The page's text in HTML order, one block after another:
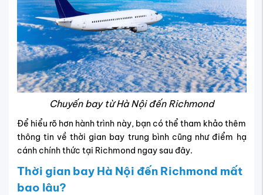
Chuyến bay từ Hà Nội đến Richmond
Để hiểu rõ hơn hành trình này, bạn có thể tham khảo thêm
thông tin về thời gian bay trung bình cũng như điểm hạ
cánh chính thức tại Richmond ngay sau đây.
Thời gian bay Hà Nội đến Richmond mất
bao lâu?